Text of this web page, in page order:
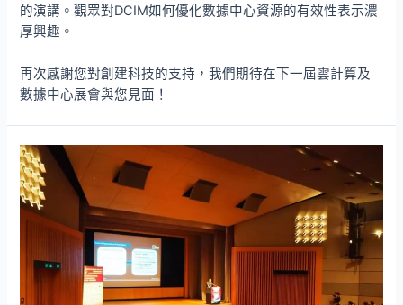
的演講。觀眾對DCIM如何優化數據中心資源的有效性表示濃
厚興趣。
再次感謝您對創建科技的支持，我們期待在下一屆雲計算及
數據中心展會與您見面！